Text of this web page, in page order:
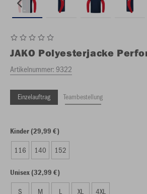
JAKO Polyesterjacke
Artikelnummer:9322
Einzelauftrag Teambestellung
Kinder (29,99 €)
116 140 152
Unisex (32,99 €)
S M L XL 4XL